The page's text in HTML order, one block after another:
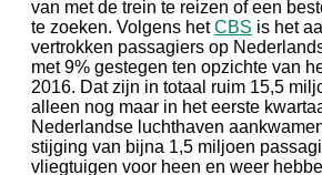
van met de trein te reizen of een
te zoeken. Volgens hetCBS is het
vertrokken passagiers op
met 9% gestegen ten opzichte van
2016. Dat zijn in totaal ruim 15,5
alleen nog maar in het eerste
Nederlandse luchthaven
stijging van bijna 1,5 miljoen
vliegtuigen voor heen en weer